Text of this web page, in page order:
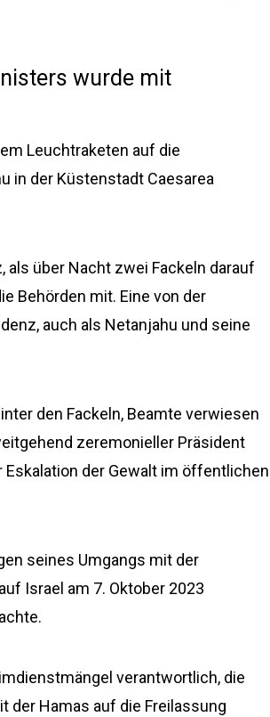
wurde mit
Leuchtraketen auf die
in der Küstenstadt Caesarea
als über Nacht zwei Fackeln darauf
Behörden mit. Eine von der
auch als Netanjahu und seine
den Fackeln, Beamte verwiesen
zeremonieller Präsident
Eskalation der Gewalt im öffentlichen
seines Umgangs mit der
Israel am 7. Oktober 2023
verantwortlich, die
der Hamas auf die Freilassung